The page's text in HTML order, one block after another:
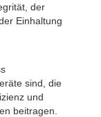
der
Einhaltung
sind, die
und
beitragen.